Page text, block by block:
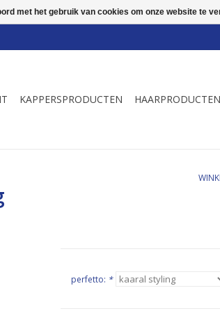
KAPPERSPRODUCTEN HAARPRODUCTEN
perfetto: *
met het gebruik van cookies om onze website te